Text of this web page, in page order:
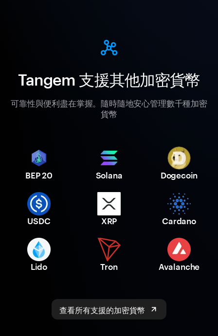
Tangem 支援其他加密貨幣
可靠性與便利盡在掌握。隨時隨地安心管理數千種加密
貨幣
BEP 20 Solana Dogecoin
USDC XRP Cardano
Lido Tron Avalanche
查看所有支援的加密貨幣